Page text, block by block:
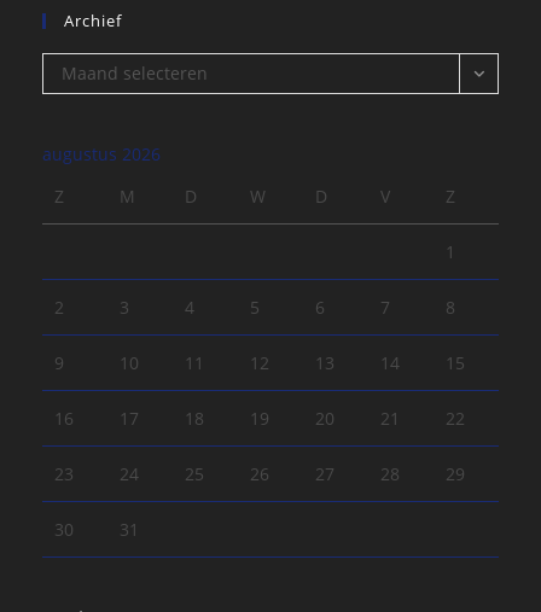
Archief
Archief
Maand selecteren
augustus 2026
Z
M D W D V Z
1
2 3 4 5 6 7 8
9 10 11 12 13 14 15
16 17 18 19 20 21 22
23 24 25 26 27 28 29
30 31